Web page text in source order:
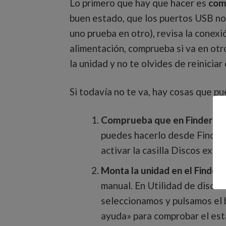
Lo primero que hay que hacer es
buen estado, que los puertos USB
uno prueba en otro), revisa la
alimentación, comprueba si va en
la unidad y no te olvides de
Si todavía no te va, hay cosas que
Comprueba que en Finder
puedes hacerlo desde
activar la casilla Discos
Monta la unidad en el Finder
manual. En Utilidad de
seleccionamos y pulsamos
ayuda» para comprobar el